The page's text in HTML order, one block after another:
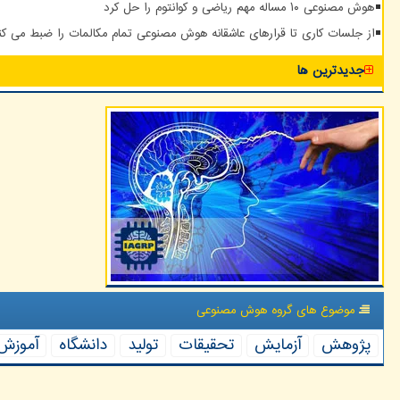
هوش مصنوعی ۱۰ مساله مهم ریاضی و کوانتوم را حل کرد
از جلسات کاری تا قرارهای عاشقانه هوش مصنوعی تمام مکالمات را ضبط می
جدیدترین ها
موضوع های گروه هوش مصنوعی
پژوهش آزمایش تحقیقات تولید دانشگاه